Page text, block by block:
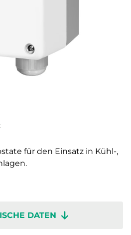
für den Einsatz in Kühl-,
DATEN